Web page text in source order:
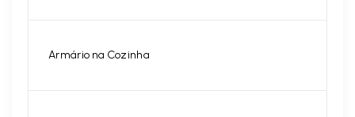
Armário na Cozinha